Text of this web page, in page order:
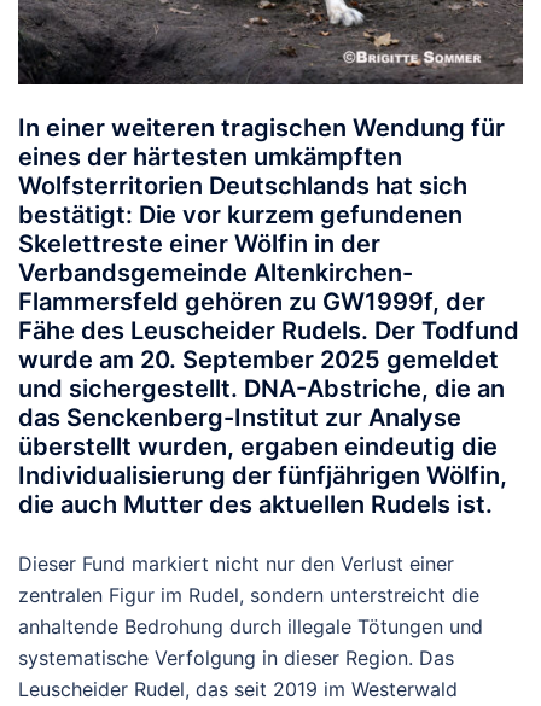
In einer weiteren tragischen Wendung für
eines der härtesten umkämpften
Wolfsterritorien Deutschlands hat sich
bestätigt: Die vor kurzem gefundenen
Skelettreste einer Wölfin in der
Verbandsgemeinde Altenkirchen-
Flammersfeld gehören zu GW1999f, der
Fähe des Leuscheider Rudels. Der Todfund
wurde am 20. September 2025 gemeldet
und sichergestellt. DNA-Abstriche, die an
das Senckenberg-Institut zur Analyse
überstellt wurden, ergaben eindeutig die
Individualisierung der fünfjährigen Wölfin,
die auch Mutter des aktuellen Rudels ist.
Dieser Fund markiert nicht nur den Verlust einer
zentralen Figur im Rudel, sondern unterstreicht die
anhaltende Bedrohung durch illegale Tötungen und
systematische Verfolgung in dieser Region. Das
Leuscheider Rudel, das seit 2019 im Westerwald